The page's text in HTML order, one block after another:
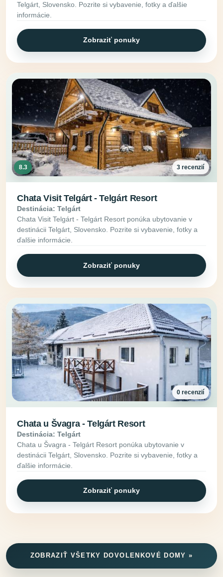
Telgárt, Slovensko. Pozrite si vybavenie, fotky a ďalšie
informácie.
Zobraziť ponuky
8.3 3 recenzií
Chata Visit Telgárt - Telgárt Resort
Destinácia: Telgárt
Chata Visit Telgárt - Telgárt Resort ponúka ubytovanie v
destinácii Telgárt, Slovensko. Pozrite si vybavenie, fotky a
ďalšie informácie.
Zobraziť ponuky
0 recenzií
Chata u Švagra - Telgárt Resort
Destinácia: Telgárt
Chata u Švagra - Telgárt Resort ponúka ubytovanie v
destinácii Telgárt, Slovensko. Pozrite si vybavenie, fotky a
ďalšie informácie.
Zobraziť ponuky
ZOBRAZIŤ VŠETKY DOVOLENKOVÉ DOMY »